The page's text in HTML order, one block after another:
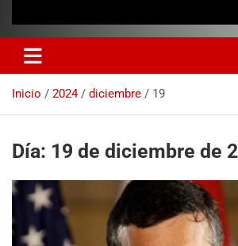
Inicio 2024 diciembre 19
Día: 19 de diciembre de